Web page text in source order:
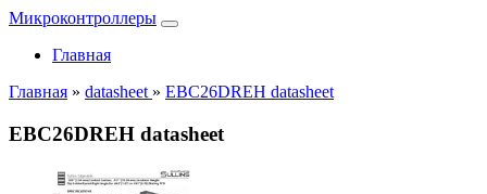
Микроконтроллеры
Главная
Главная » datasheet » EBC26DREH datasheet
EBC26DREH datasheet